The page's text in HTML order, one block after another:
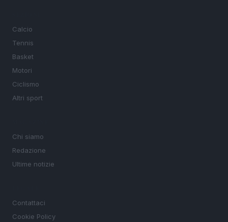
Calcio
Tennis
Basket
Motori
Ciclismo
Altri sport
Chi siamo
Redazione
Ultime notizie
Contattaci
Cookie Policy